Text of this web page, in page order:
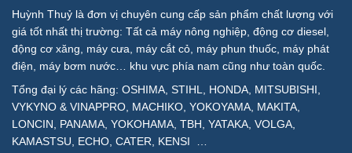
Huỳnh Thuỷ là đơn vị chuyên cung cấp sản phẩm chất lượng với
giá tốt nhất thị trường: Tất cả máy nông nghiệp, động cơ diesel,
động cơ xăng, máy cưa, máy cắt cỏ, máy phun thuốc, máy phát
điện, máy bơm nước… khu vực phía nam cũng như toàn quốc.
Tổng đại lý các hãng: OSHIMA, STIHL, HONDA, MITSUBISHI,
VYKYNO & VINAPPRO, MACHIKO, YOKOYAMA, MAKITA,
LONCIN, PANAMA, YOKOHAMA, TBH, YATAKA, VOLGA,
KAMASTSU, ECHO, CATER, KENSI …